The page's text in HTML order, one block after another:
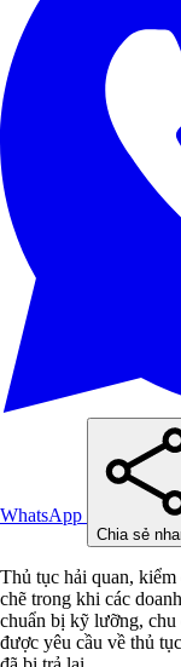
WhatsApp
Chia sẻ
Thủ tục hải quan,
chẽ trong khi các
chuẩn bị kỹ lưỡng, chu
được yêu cầu về thủ